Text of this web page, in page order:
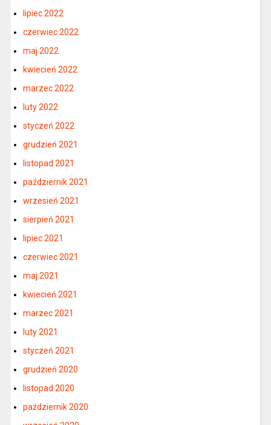
lipiec 2022
czerwiec 2022
maj 2022
kwiecień 2022
marzec 2022
luty 2022
styczeń 2022
grudzień 2021
listopad 2021
październik 2021
wrzesień 2021
sierpień 2021
lipiec 2021
czerwiec 2021
maj 2021
kwiecień 2021
marzec 2021
luty 2021
styczeń 2021
grudzień 2020
listopad 2020
październik 2020